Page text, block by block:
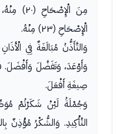
الْإِصْحَاحِ (٢٣) مِنْهُ.
وَالتَّأَذُّنُ مُبَالَغَةٌ فِي
وَأَوْعَدَ، وَتَفَضَّلَ وَأَفْضَلَ.
صِيغَةِ أَفْعَلَ.
وَجُمْلَةُ لَئِنْ شَكَرْتُمْ
التَّأْكِيدِ. وَالشُّكْرُ مُؤْذِنٌ